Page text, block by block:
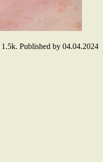
1.5k. Published by 04.04.2024